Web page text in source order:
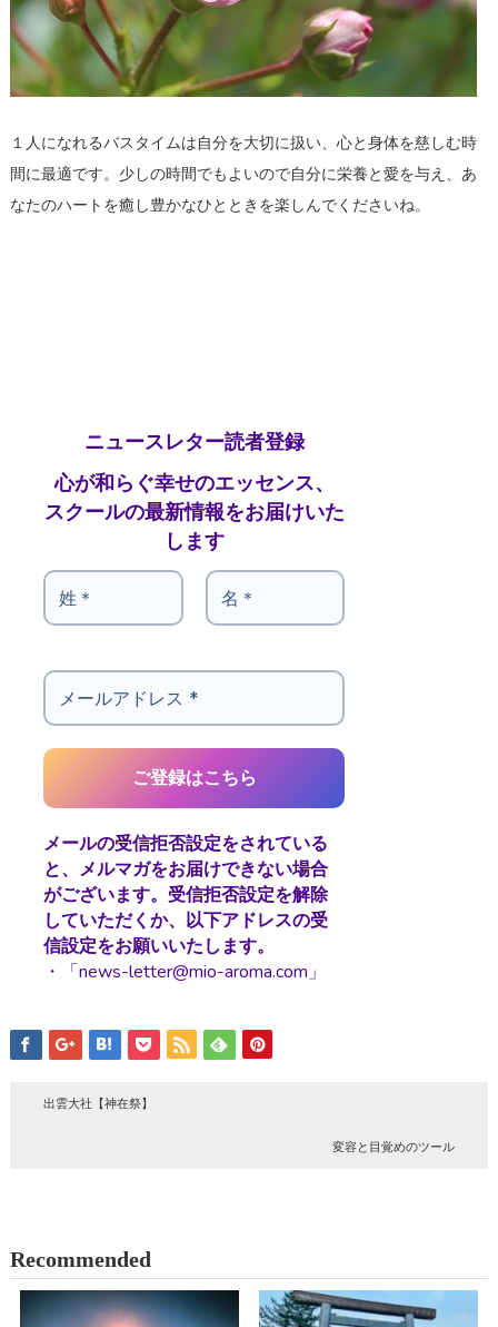
１人になれるバスタイムは自分を大切に扱い、心と身体を慈しむ時
間に最適です。少しの時間でもよいので自分に栄養と愛を与え、あ
なたのハートを癒し豊かなひとときを楽しんでくださいね。
ニュースレター読者登録
心が和らぐ幸せのエッセンス、
スクールの最新情報をお届けいた
します
メールの受信拒否設定をされている
と、メルマガをお届けできない場合
がございます。受信拒否設定を解除
していただくか、以下アドレスの受
信設定をお願いいたします。
・「news-letter@mio-aroma.com」
出雲大社【神在祭】
変容と目覚めのツール
Recommended